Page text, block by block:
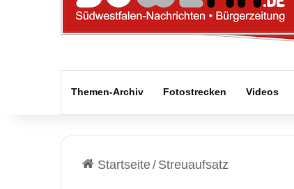
Themen-Archiv Fotostrecken Videos
Startseite/ Streuaufsatz